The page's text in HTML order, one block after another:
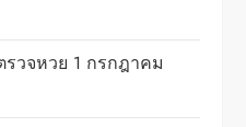
วจหวย 1 กรกฎาคม